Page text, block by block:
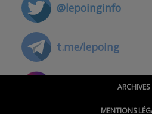
@lepoinginfo
t.me/lepoing
ARCHIVES
MENTIONS